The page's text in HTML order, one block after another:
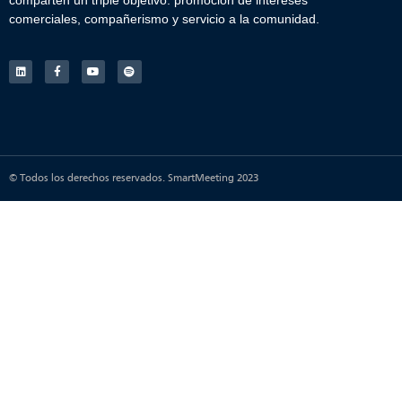
comerciales, compañerismo y servicio a la comunidad.
© Todos los derechos reservados. SmartMeeting 2023